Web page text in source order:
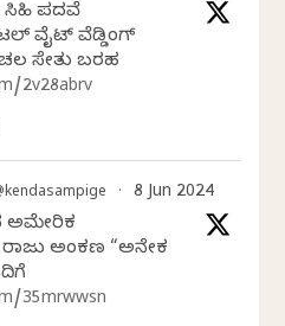
ಪದವೆ
ವೈಟ್ ವೆಡ್ಡಿಂಗ್
ಸೇತು ಬರಹ
2v28abrv
· 8 Jun 2024
ಅಮೇರಿಕ
ಅಂಕಣ “ಅನೇಕ
35mrwwsn